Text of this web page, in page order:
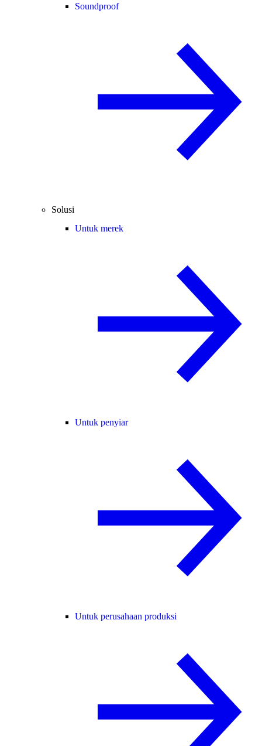
Soundproof
Solusi
Untuk merek
Untuk penyiar
Untuk perusahaan produksi